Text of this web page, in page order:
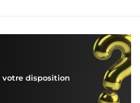
votre disposition